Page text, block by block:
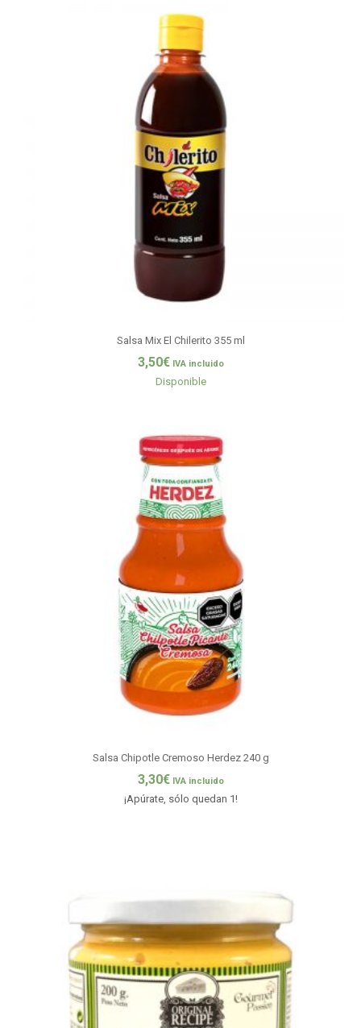
Salsa Mix El Chilerito 355 ml
3,50€ IVA incluido
Disponible
Salsa Chipotle Cremoso Herdez 240 g
3,30€ IVA incluido
¡Apúrate, sólo quedan 1!